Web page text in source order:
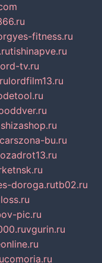
yes-fitness.ru
tishinapve.ru
tv.ru
lordfilm13.ru
carszona-bu.ru
doroga.rutb02.ru
pic.ru
vgurin.ru